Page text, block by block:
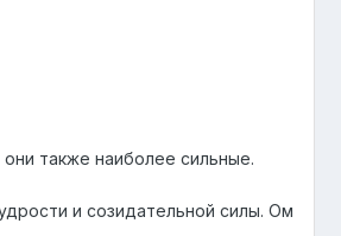
также наиболее сильные.
и созидательной силы. Ом